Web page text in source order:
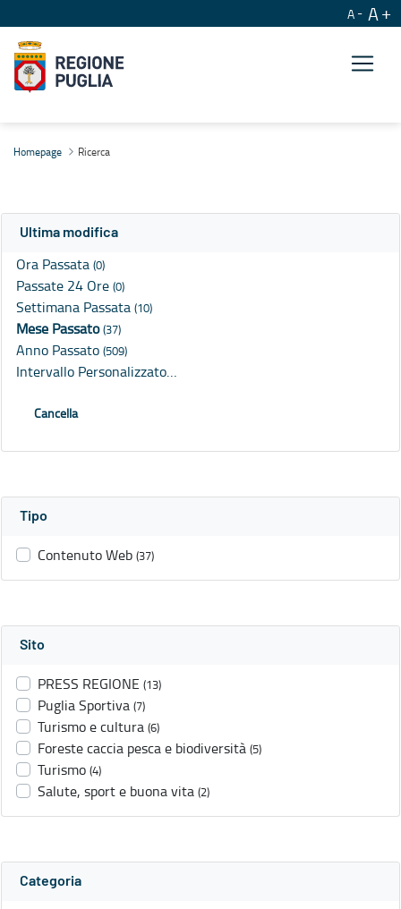
A A
Homepage Ricerca
Ultima modifica
Ora Passata (0)
Passate 24 Ore (0)
Settimana Passata (10)
Mese Passato(37)
Anno Passato (509)
Intervallo Personalizzato…
Cancella
Tipo
Contenuto Web (37)
Sito
PRESS REGIONE (13)
Puglia Sportiva (7)
Turismo e cultura (6)
Foreste caccia pesca e biodiversità (5)
Turismo (4)
Salute, sport e buona vita (2)
Categoria